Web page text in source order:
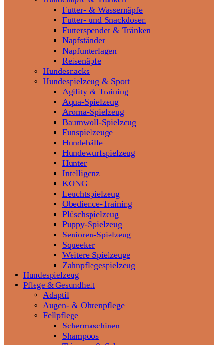
Futter- & Wassernäpfe
Futter- und Snackdosen
Futterspender & Tränken
Napfständer
Napfunterlagen
Reisenäpfe
Hundesnacks
Hundespielzeug & Sport
Agility & Training
Aqua-Spielzeug
Aroma-Spielzeug
Baumwoll-Spielzeug
Funspielzeuge
Hundebälle
Hundewurfspielzeug
Hunter
Intelligenz
KONG
Leuchtspielzeug
Obedience-Training
Plüschspielzeug
Puppy-Spielzeug
Senioren-Spielzeug
Squeeker
Weitere Spielzeuge
Zahnpflegespielzeug
Hundespielzeug
Pflege & Gesundheit
Adaptil
Augen- & Ohrenpflege
Fellpflege
Schermaschinen
Shampoos